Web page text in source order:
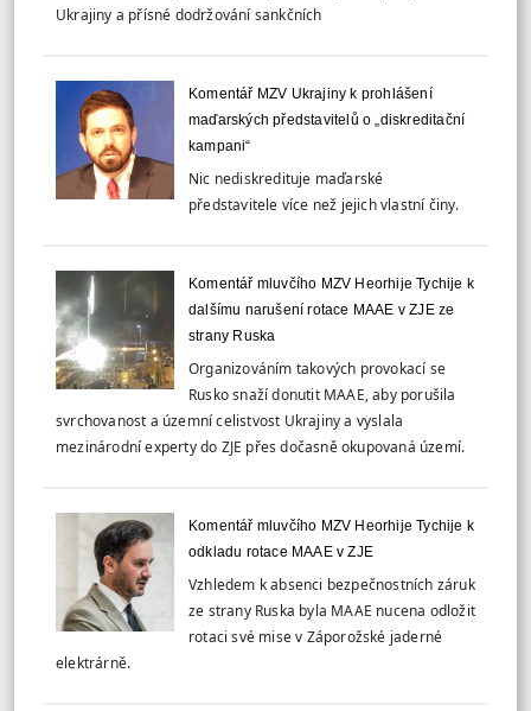
Ukrajiny a přísné dodržování sankčních
Komentář MZV Ukrajiny k prohlášení
maďarských představitelů o „diskreditační
kampani“
Nic nediskredituje maďarské
představitele více než jejich vlastní činy.
Komentář mluvčího MZV Heorhije Tychije k
dalšímu narušení rotace MAAE v ZJE ze
strany Ruska
Organizováním takových provokací se
Rusko snaží donutit MAAE, aby porušila
svrchovanost a územní celistvost Ukrajiny a vyslala
mezinárodní experty do ZJE přes dočasně okupovaná území.
Komentář mluvčího MZV Heorhije Tychije k
odkladu rotace MAAE v ZJE
Vzhledem k absenci bezpečnostních záruk
ze strany Ruska byla MAAE nucena odložit
rotaci své mise v Záporožské jaderné
elektrárně.